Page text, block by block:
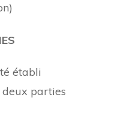
établi
parties